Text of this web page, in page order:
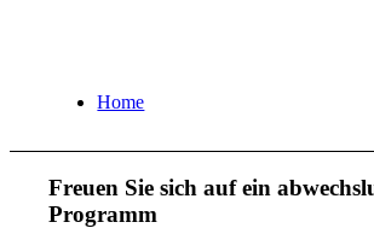
Home
Freuen Sie sich auf ein
Programm